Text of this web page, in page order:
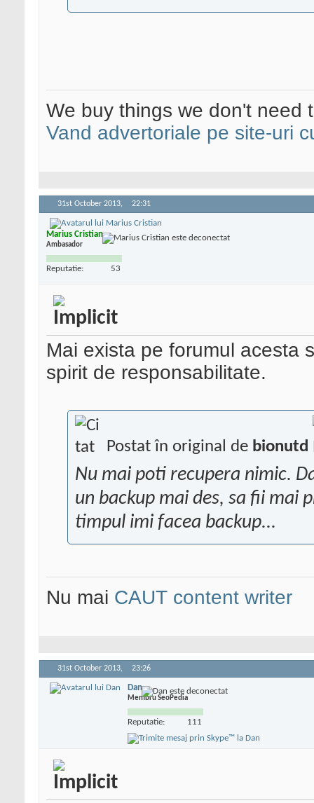
We buy things we don't need
Vand advertoriale pe site-uri
31st October 2013, 22:31
Marius Cristian
Ambasador
Reputatie: 53
Mai exista pe forumul acesta
spirit de responsabilitate.
Postat în original de bionutd
Nu mai poti recupera nimic.
un backup mai des, sa fii mai
timpul imi facea backup...
Nu mai CAUT content writer
31st October 2013, 23:26
Dan
Membru SeoPedia
Reputatie: 111